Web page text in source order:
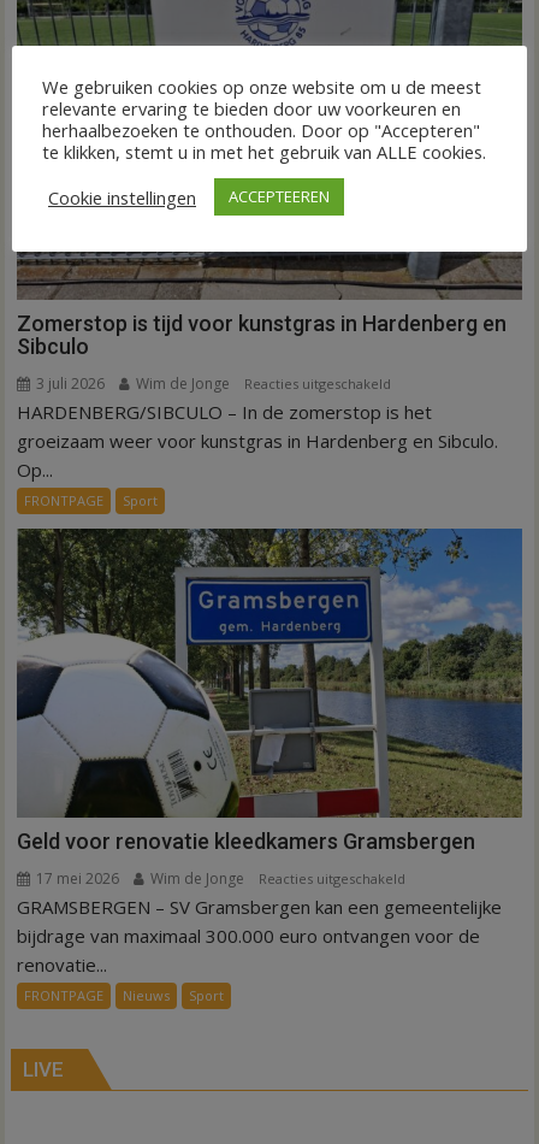
Hardenberg
en
Zomerstop is tijd voor kunstgras in Hardenberg en
Sibculo
3 juli 2026 Wim de Jonge Reacties uitgeschakeld
Zomerstop
is
in
Hardenberg
en
Sibculo
HARDENBERG/SIBCULO – In de zomerstop is het
groeizaam weer voor kunstgras in Hardenberg en Sibculo.
Op...
FRONTPAGE Sport
Geld voor renovatie kleedkamers Gramsbergen
17 mei 2026 Wim de Jonge Reacties uitgeschakeld
Geld
voor
GRAMSBERGEN – SV Gramsbergen kan een gemeentelijke
bijdrage van maximaal 300.000 euro ontvangen voor de
renovatie...
FRONTPAGE Nieuws Sport
LIVE
We gebruiken cookies op onze website om u de meest
relevante ervaring te bieden door uw voorkeuren en
herhaalbezoeken te onthouden. Door op "Accepteren"
te klikken, stemt u in met het gebruik van ALLE cookies.
Cookie instellingen
ACCEPTEEREN